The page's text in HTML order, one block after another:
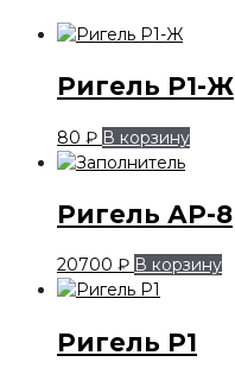
Ригель Р1-Ж
80 ₽ В корзину
Ригель АР-8
20700 ₽ В корзину
Ригель Р1